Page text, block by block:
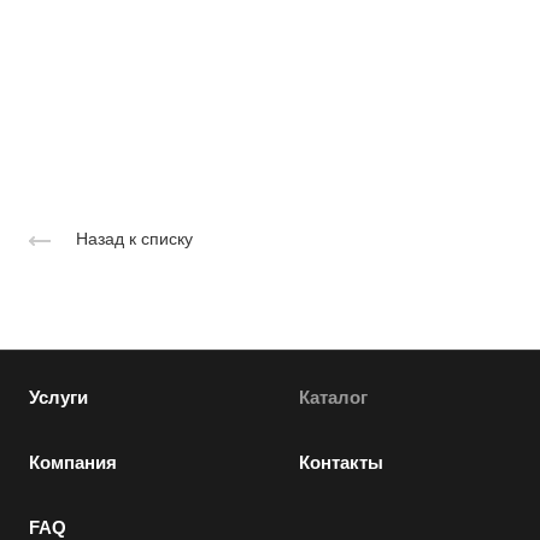
Назад к списку
Услуги Каталог
Компания Контакты
FAQ